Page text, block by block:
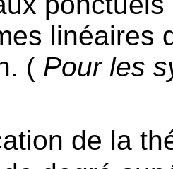
linéaires
( Pour les
de la